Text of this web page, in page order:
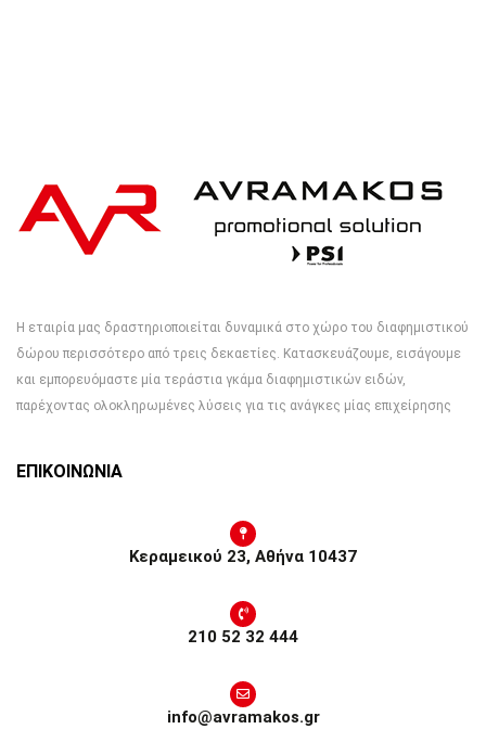
Η εταιρία μας δραστηριοποιείται δυναμικά στο χώρο του διαφημιστικού
δώρου περισσότερο από τρεις δεκαετίες. Κατασκευάζουμε, εισάγουμε
και εμπορευόμαστε μία τεράστια γκάμα διαφημιστικών ειδών,
παρέχοντας ολοκληρωμένες λύσεις για τις ανάγκες μίας επιχείρησης
ΕΠΙΚΟΙΝΩΝΙΑ
Κεραμεικού 23, Αθήνα 10437
210 52 32 444
info@avramakos.gr